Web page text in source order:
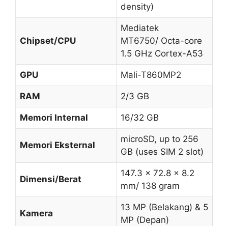
density)
Chipset/CPU
Mediatek
MT6750/ Octa-core
1.5 GHz Cortex-A53
GPU Mali-T860MP2
RAM 2/3 GB
Memori Internal 16/32 GB
Memori Eksternal
microSD, up to 256
GB (uses SIM 2 slot)
Dimensi/Berat
147.3 x 72.8 x 8.2
mm/ 138 gram
Kamera
13 MP (Belakang) & 5
MP (Depan)